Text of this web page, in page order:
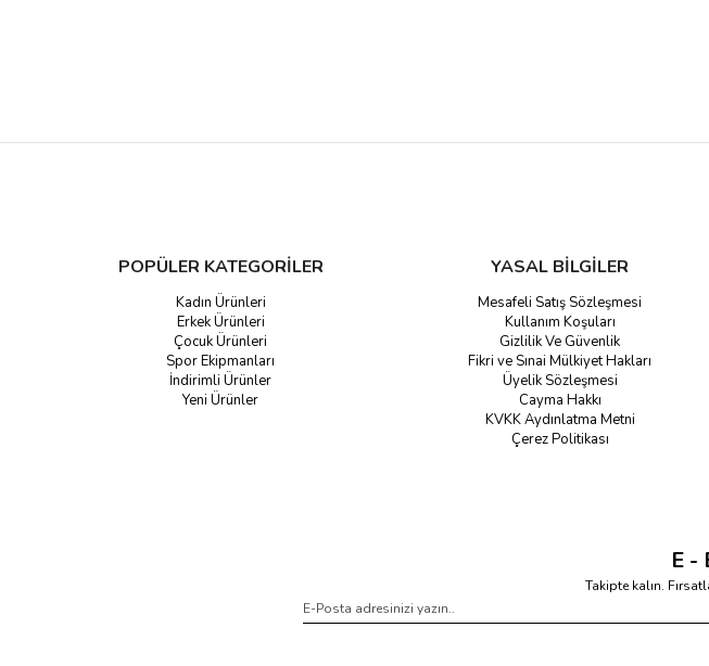
POPÜLER KATEGORİLER
Kadın Ürünleri
Erkek Ürünleri
Çocuk Ürünleri
Spor Ekipmanları
İndirimli Ürünler
Yeni Ürünler
YASAL BİLGİLER
Mesafeli Satış Sözleşmesi
Kullanım Koşuları
Gizlilik Ve Güvenlik
Fikri ve Sınai Mülkiyet Hakları
Üyelik Sözleşmesi
Cayma Hakkı
KVKK Aydınlatma Metni
Çerez Politikası
E -
Takipte kalın.